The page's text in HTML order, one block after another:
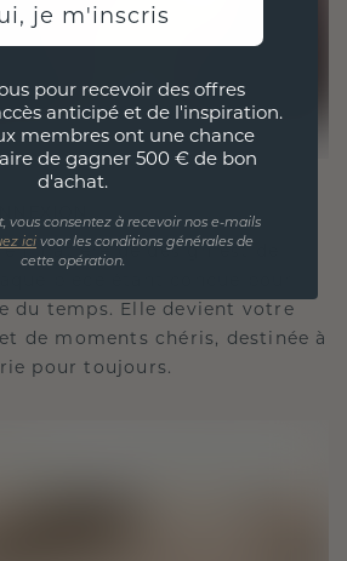
matière de design est de
pièce étant conçue pour
du temps. Elle devient votre
de moments chéris, destinée à
pour toujours.
je m'inscris
pour recevoir des offres
anticipé et de l'inspiration.
membres ont une chance
de gagner 500 € de bon
d'achat.
vous consentez à recevoir nos e-mails
ici voor les conditions générales de
cette opération.